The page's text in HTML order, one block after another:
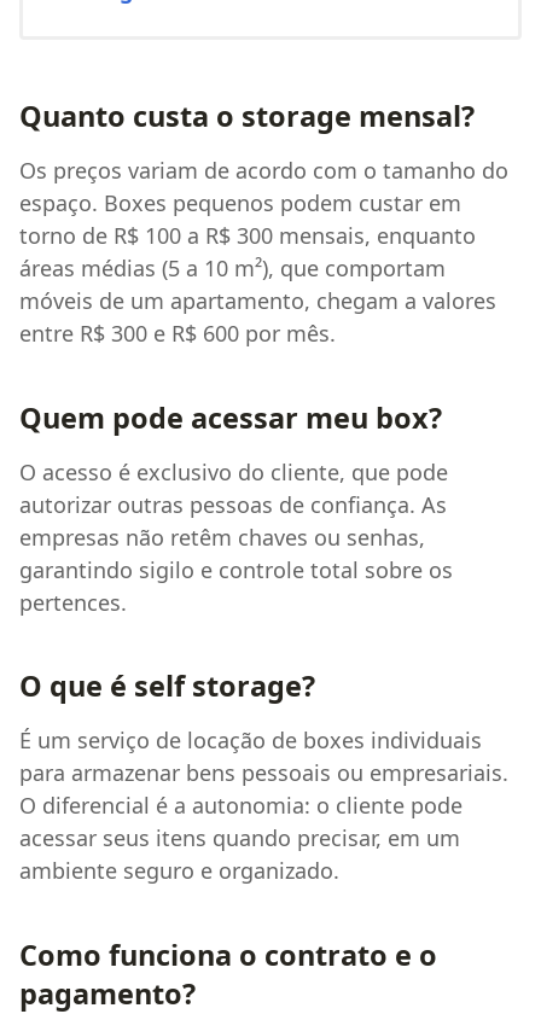
Quanto custa o storage mensal?
Os preços variam de acordo com o tamanho do
espaço. Boxes pequenos podem custar em
torno de R$ 100 a R$ 300 mensais, enquanto
áreas médias (5 a 10 m²), que comportam
móveis de um apartamento, chegam a valores
entre R$ 300 e R$ 600 por mês.
Quem pode acessar meu box?
O acesso é exclusivo do cliente, que pode
autorizar outras pessoas de confiança. As
empresas não retêm chaves ou senhas,
garantindo sigilo e controle total sobre os
pertences.
O que é self storage?
É um serviço de locação de boxes individuais
para armazenar bens pessoais ou empresariais.
O diferencial é a autonomia: o cliente pode
acessar seus itens quando precisar, em um
ambiente seguro e organizado.
Como funciona o contrato e o
pagamento?